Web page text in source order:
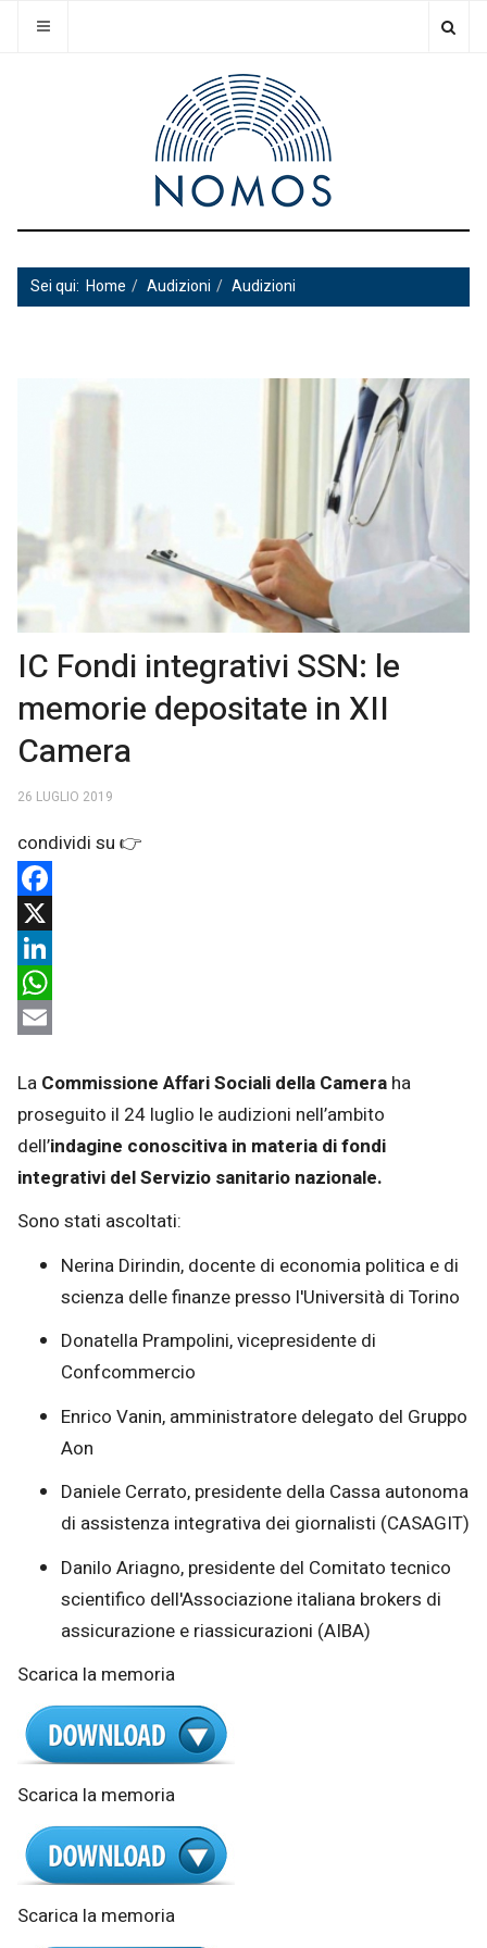
Sei qui: Home Audizioni Audizioni
IC Fondi integrativi SSN: le
memorie depositate in XII
Camera
26 LUGLIO 2019
Facebook
X
LinkedIn
WhatsApp
La Commissione Affari Sociali della Camera ha
proseguito il 24 luglio le audizioni nell’ambito
dell’indagine conoscitiva in materia di fondi
integrativi del Servizio sanitario nazionale.
Sono stati ascoltati:
Nerina Dirindin, docente di economia politica e di
scienza delle finanze presso l'Università di Torino
Donatella Prampolini, vicepresidente di
Confcommercio
Enrico Vanin, amministratore delegato del Gruppo
Aon
Daniele Cerrato, presidente della Cassa autonoma
di assistenza integrativa dei giornalisti (CASAGIT)
Danilo Ariagno, presidente del Comitato tecnico
scientifico dell'Associazione italiana brokers di
assicurazione e riassicurazioni (AIBA)
Scarica la memoria
Scarica la memoria
Scarica la memoria